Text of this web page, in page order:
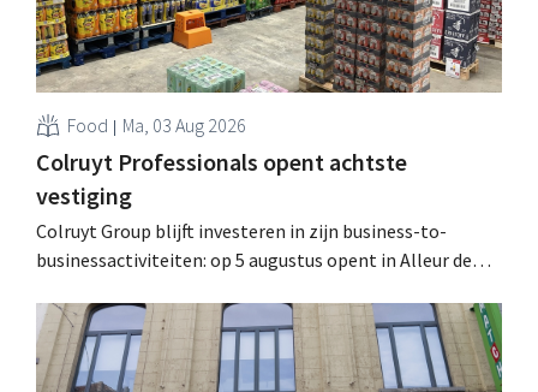
Food Ma, 03 Aug 2026
Colruyt Professionals opent achtste
vestiging
Colruyt Group blijft investeren in zijn business-to-
businessactiviteiten: op 5 augustus opent in Alleur de
winkelformule die zich uitsluitend richt op professionele
klanten. .